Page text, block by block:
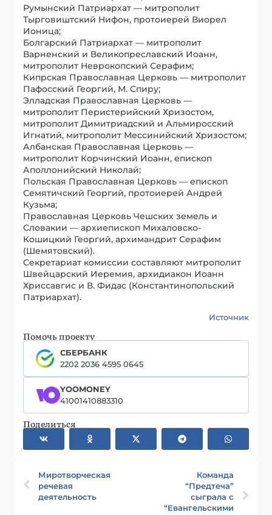
Румынский Патриархат — митрополит
Тырговиштский Нифон, протоиерей Виорел
Ионица;
Болгарский Патриархат — митрополит
Варненский и Великопреславский Иоанн,
митрополит Неврокопский Серафим;
Кипрская Православная Церковь — митрополит
Пафосский Георгий, М. Спиру;
Элладская Православная Церковь —
митрополит Перистерийский Хризостом,
митрополит Димитриадский и Альмиросский
Игнатий, митрополит Мессинийский Хризостом;
Албанская Православная Церковь —
митрополит Корчинский Иоанн, епископ
Аполлонийский Николай;
Польская Православная Церковь — епископ
Семятичский Георгий, протоиерей Андрей
Кузьма;
Православная Церковь Чешских земель и
Словакии — архиепископ Михаловско-
Кошицкий Георгий, архимандрит Серафим
(Шемятовский).
Секретариат комиссии составляют митрополит
Швейцарский Иеремия, архидиакон Иоанн
Хриссавгис и В. Фидас (Константинопольский
Патриархат).
Источник
Помочь проекту
СБЕРБАНК
2202 2036 4595 0645
YOOMONEY
41001410883310
Поделиться
Миротворческая
речевая
деятельность
Команда
“Предтеча”
сыграла с
“Евангельскими